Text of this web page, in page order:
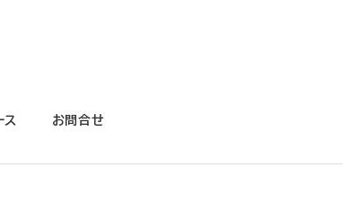
お問合せ